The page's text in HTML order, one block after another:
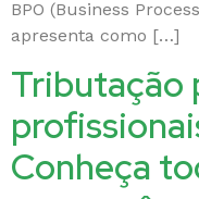
BPO (Business
apresenta como […]
Tributação
Conheça